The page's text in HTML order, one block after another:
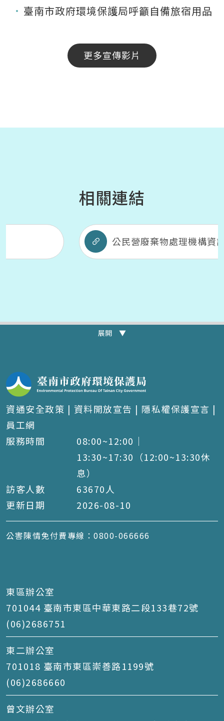
臺南市政府環境保護局呼籲自備旅宿用品
更多宣傳影片
相關連結
公民營廢棄物處理機構資訊網
展開 ▼
資通安全政策 | 資料開放宣告 | 隱私權保護宣言 |
員工網
服務時間
08:00~12:00｜
13:30~17:30（12:00~13:30休
息）
訪客人數
63670 人
更新日期
2026-08-10
公害陳情免付費專線：0800-066666
東區辦公室
701044 臺南市東區中華東路二段133巷72號
(06)2686751
東二辦公室
701018 臺南市東區崇善路1199號
(06)2686660
曾文辦公室